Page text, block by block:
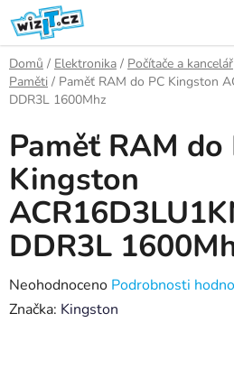
Přejít
na
obsah
Domů / Elektronika / Počítače a kancelář
Paměti / Paměť RAM do PC Kingston
DDR3L 1600Mhz
Paměť RAM do
Kingston
DDR3L
Průměrné
hodnocení
Neohodnoceno Podrobnosti
Značka: Kingston